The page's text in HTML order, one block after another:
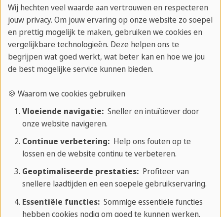
Lees meer
21-07-2025
Waarom fouten maken in een
vreemde taal juist goed voor je is
Zeg je het fout? Mooi zo!
Fouten maken is geen
teken van falen, maar van
groei. In deze blog lees je
waarom je fouten nodig
hebt om écht vooruit te komen in een vreemde
Wij hechten veel waarde aan vertrouwen en respecteren
jouw privacy. Om jouw ervaring op onze website zo soepel
en prettig mogelijk te maken, gebruiken we cookies en
vergelijkbare technologieën. Deze helpen ons te
begrijpen wat goed werkt, wat beter kan en hoe we jou
de best mogelijke service kunnen bieden.
🍪 Waarom we cookies gebruiken
Vloeiende navigatie:Sneller en intuïtiever door
onze website navigeren.
Continue verbetering:Help ons fouten op te
lossen en de website continu te verbeteren.
Geoptimaliseerde prestaties:Profiteer van
snellere laadtijden en een soepele gebruikservaring.
Essentiële functies:Sommige essentiële functies
hebben cookies nodig om goed te kunnen werken.